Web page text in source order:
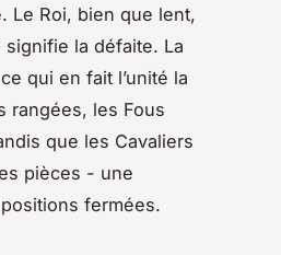
Le Roi, bien que lent,
la défaite. La
qui en fait l’unité la
rangées, les Fous
que les Cavaliers
pièces - une
fermées.